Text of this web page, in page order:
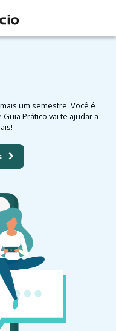
um semestre. Você é
Prático vai te ajudar a